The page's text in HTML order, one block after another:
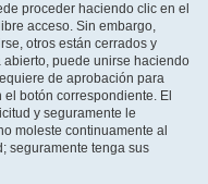
proceder haciendo clic en el
acceso. Sin embargo,
otros están cerrados y
puede unirse haciendo
de aprobación para
botón correspondiente. El
y seguramente le
moleste continuamente al
seguramente tenga sus